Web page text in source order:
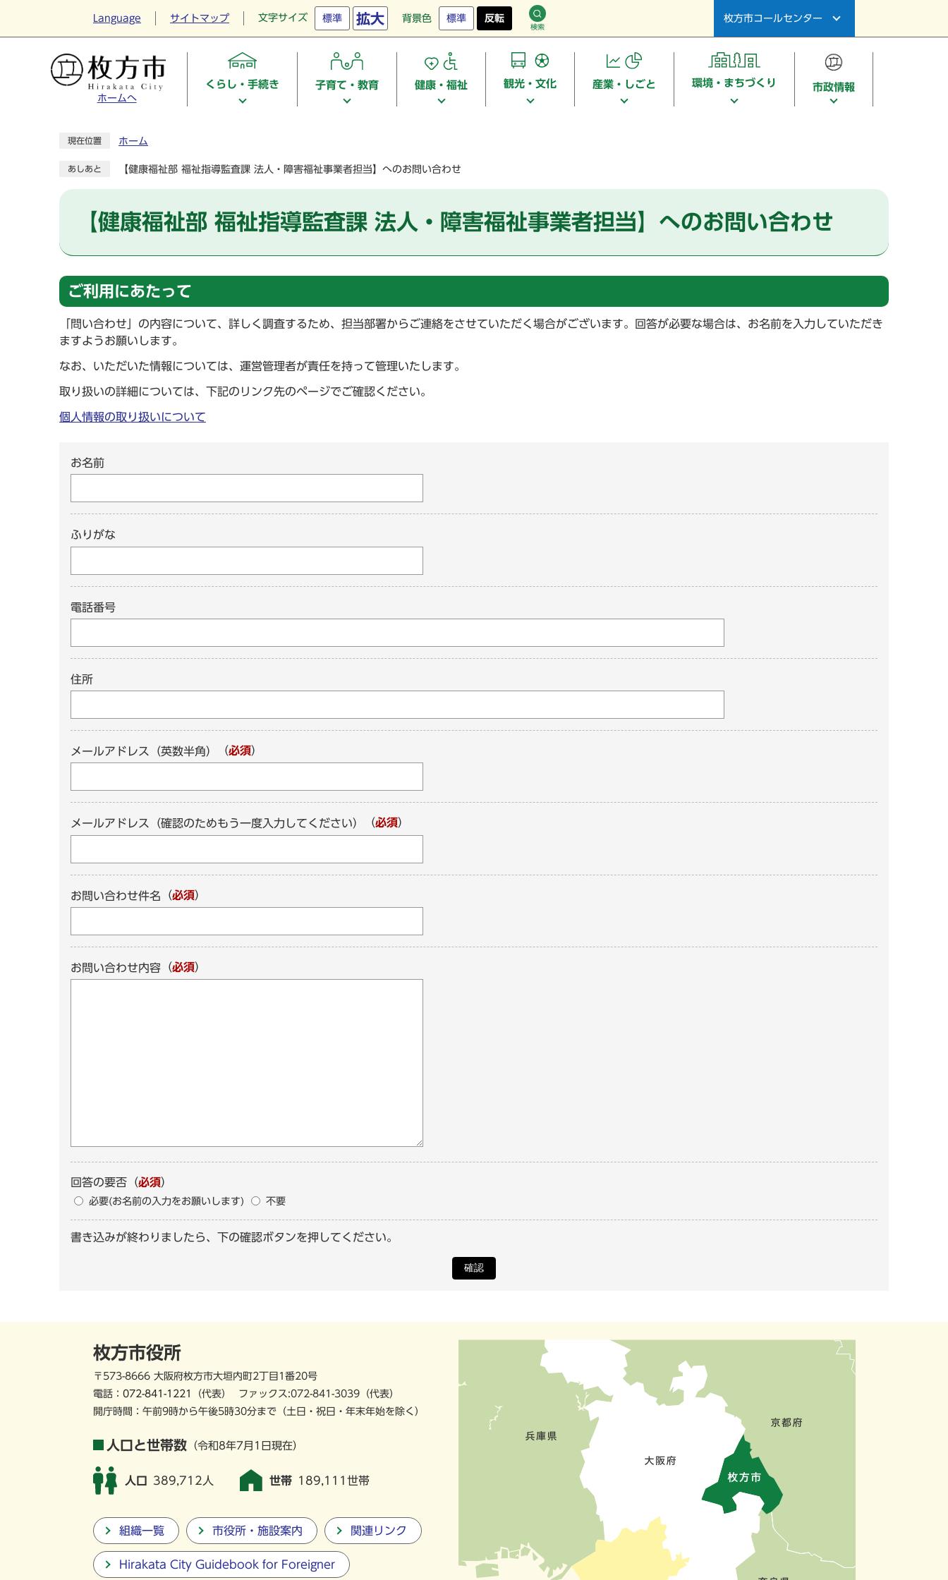
Language サイトマップ 文字サイズ 標準 拡大 背景色 標準 反転
検索
枚方市コールセンター
ホームへ
くらし・手続き 子育て・教育 健康・福祉 観光・文化 産業・しごと 環境・まちづくり 市政情報
現在位置 ホーム
あしあと 【健康福祉部 福祉指導監査課 法人・障害福祉事業者担当】へのお問い合わせ
【健康福祉部 福祉指導監査課 法人・障害福祉事業者担当】へのお問い合わせ
ご利用にあたって
「問い合わせ」の内容について、詳しく調査するため、担当部署からご連絡をさせていただく場合がございます。回答が必要な場合は、お名前を入力していただき
ますようお願いします。
なお、いただいた情報については、運営管理者が責任を持って管理いたします。
取り扱いの詳細については、下記のリンク先のページでご確認ください。
個人情報の取り扱いについて
お名前
ふりがな
電話番号
住所
メールアドレス（英数半角） （必須）
メールアドレス（確認のためもう一度入力してください） （必須）
お問い合わせ件名 （必須）
お問い合わせ内容 （必須）
回答の要否 （必須）
必要(お名前の入力をお願いします) 不要
書き込みが終わりましたら、下の確認ボタンを押してください。
確認
枚方市役所
〒573-8666 大阪府枚方市大垣内町2丁目1番20号
電話： 072-841-1221 （代表） ファックス:072-841-3039（代表）
開庁時間：午前9時から午後5時30分まで （土日・祝日・年末年始を除く）
人口と世帯数 （令和8年7月1日現在）
人口 389,712人 世帯 189,111世帯
組織一覧 市役所・施設案内 関連リンク
Hirakata City Guidebook for Foreigner